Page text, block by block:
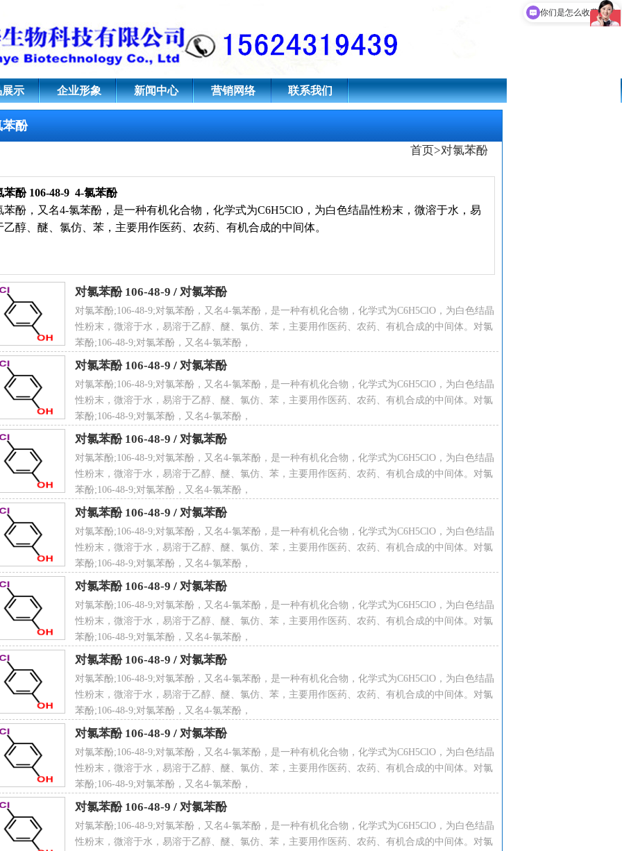
氯苯酚
示 企业形象 新闻中心 营销网络 联系我们
苯酚
首页>对氯苯酚
苯酚 106-48-9 4-氯苯酚
苯酚，又名4-氯苯酚，是一种有机化合物，化学式为C6H5ClO，为白色结晶性粉末，微溶于水，易
乙醇、醚、氯仿、苯，主要用作医药、农药、有机合成的中间体。
名
名4-Chlorophenol
4-氯苯酚
式C6H
128.56
登录号106-48-9
登录号203-402-6
对氯苯酚 106-48-9 / 对氯苯酚
对氯苯酚;106-48-9;对氯苯酚，又名4-氯苯酚，是一种有机化合物，化学式为C6H5ClO，为白色结晶
性粉末，微溶于水，易溶于乙醇、醚、氯仿、苯，主要用作医药、农药、有机合成的中间体。对氯
苯酚;106-48-9;对氯苯酚，又名4-氯苯酚，
对氯苯酚 106-48-9 / 对氯苯酚
对氯苯酚;106-48-9;对氯苯酚，又名4-氯苯酚，是一种有机化合物，化学式为C6H5ClO，为白色结晶
性粉末，微溶于水，易溶于乙醇、醚、氯仿、苯，主要用作医药、农药、有机合成的中间体。对氯
苯酚;106-48-9;对氯苯酚，又名4-氯苯酚，
对氯苯酚 106-48-9 / 对氯苯酚
对氯苯酚;106-48-9;对氯苯酚，又名4-氯苯酚，是一种有机化合物，化学式为C6H5ClO，为白色结晶
性粉末，微溶于水，易溶于乙醇、醚、氯仿、苯，主要用作医药、农药、有机合成的中间体。对氯
苯酚;106-48-9;对氯苯酚，又名4-氯苯酚，
对氯苯酚 106-48-9 / 对氯苯酚
对氯苯酚;106-48-9;对氯苯酚，又名4-氯苯酚，是一种有机化合物，化学式为C6H5ClO，为白色结晶
性粉末，微溶于水，易溶于乙醇、醚、氯仿、苯，主要用作医药、农药、有机合成的中间体。对氯
苯酚;106-48-9;对氯苯酚，又名4-氯苯酚，
对氯苯酚 106-48-9 / 对氯苯酚
对氯苯酚;106-48-9;对氯苯酚，又名4-氯苯酚，是一种有机化合物，化学式为C6H5ClO，为白色结晶
性粉末，微溶于水，易溶于乙醇、醚、氯仿、苯，主要用作医药、农药、有机合成的中间体。对氯
苯酚;106-48-9;对氯苯酚，又名4-氯苯酚，
对氯苯酚 106-48-9 / 对氯苯酚
对氯苯酚;106-48-9;对氯苯酚，又名4-氯苯酚，是一种有机化合物，化学式为C6H5ClO，为白色结晶
性粉末，微溶于水，易溶于乙醇、醚、氯仿、苯，主要用作医药、农药、有机合成的中间体。对氯
苯酚;106-48-9;对氯苯酚，又名4-氯苯酚，
对氯苯酚 106-48-9 / 对氯苯酚
对氯苯酚;106-48-9;对氯苯酚，又名4-氯苯酚，是一种有机化合物，化学式为C6H5ClO，为白色结晶
性粉末，微溶于水，易溶于乙醇、醚、氯仿、苯，主要用作医药、农药、有机合成的中间体。对氯
苯酚;106-48-9;对氯苯酚，又名4-氯苯酚，
对氯苯酚 106-48-9 / 对氯苯酚
对氯苯酚;106-48-9;对氯苯酚，又名4-氯苯酚，是一种有机化合物，化学式为C6H5ClO，为白色结晶
性粉末，微溶于水，易溶于乙醇、醚、氯仿、苯，主要用作医药、农药、有机合成的中间体。对氯
你们是怎么收费的呢